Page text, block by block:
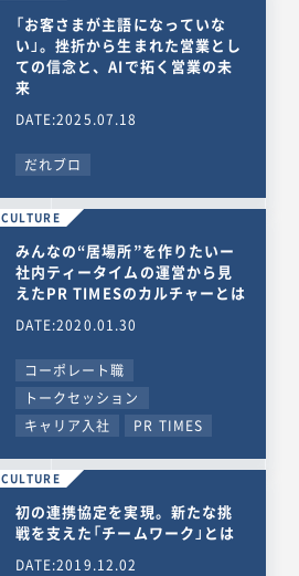
「お客さまが主語になっていな
い」。挫折から生まれた営業とし
ての信念と、AIで拓く営業の未
来
DATE:2025.07.18
だれブロ
CULTURE
みんなの“居場所”を作りたいー
社内ティータイムの運営から見
えたPR TIMESのカルチャーとは
DATE:2020.01.30
コーポレート職
トークセッション
キャリア入社
PR TIMES
CULTURE
初の連携協定を実現。新たな挑
戦を支えた「チームワーク」とは
DATE:2019.12.02